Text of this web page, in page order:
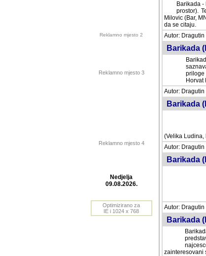
Reklamno mjesto 2
Reklamno mjesto 3
Reklamno mjesto 4
Barikada
prostor).
(Bar, MNE),
citaju.
Autor: Dragutin
Barikada
Horvat
Autor: Dragutin
Barikada
(Velika Ludina,
Autor: Dragutin
Barikada
Autor: Dragutin
Barikada
zainteresovani